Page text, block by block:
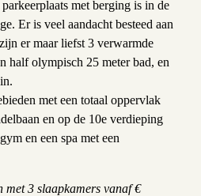
met berging is in de
Er is veel aandacht besteed aan
er maar liefst 3 verwarmde
half olympisch 25 meter bad, en
met een totaal oppervlak
en op de 10e verdieping
en een spa met een
met 3 slaapkamers vanaf €